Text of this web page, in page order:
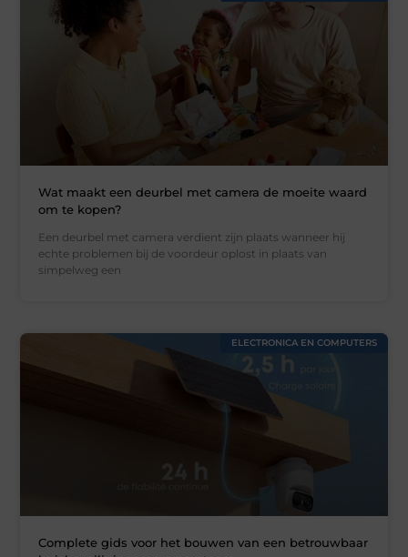
Wat maakt een deurbel met camera de moeite waard
om te kopen?
Een deurbel met camera verdient zijn plaats wanneer hij
echte problemen bij de voordeur oplost in plaats van
simpelweg een
ELECTRONICA EN COMPUTERS
Complete gids voor het bouwen van een betrouwbaar